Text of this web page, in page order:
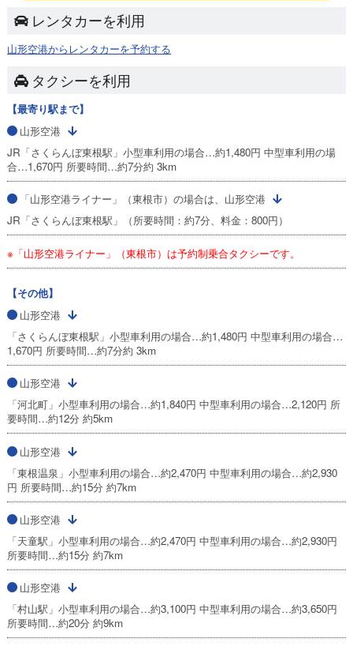
レンタカーを利用
山形空港からレンタカーを予約する
タクシーを利用
【最寄り駅まで】
山形空港
JR「さくらんぼ東根駅」小型車利用の場合…約1,480円 中型車利用の場
合…1,670円 所要時間…約7分約 3km
「山形空港ライナー」（東根市）の場合は、山形空港
JR「さくらんぼ東根駅」（所要時間：約7分、料金：800円）
※「山形空港ライナー」（東根市）は予約制乗合タクシーです。
【その他】
山形空港
「さくらんぼ東根駅」小型車利用の場合…約1,480円 中型車利用の場合…
1,670円 所要時間…約7分約 3km
山形空港
「河北町」小型車利用の場合…約1,840円 中型車利用の場合…2,120円 所
要時間…約12分 約5km
山形空港
「東根温泉」小型車利用の場合…約2,470円 中型車利用の場合…約2,930
円 所要時間…約15分 約7km
山形空港
「天童駅」小型車利用の場合…約2,470円 中型車利用の場合…約2,930円
所要時間…約15分 約7km
山形空港
「村山駅」小型車利用の場合…約3,100円 中型車利用の場合…約3,650円
所要時間…約20分 約9km